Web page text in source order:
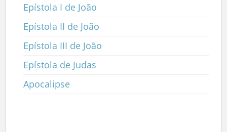
Epístola I de João
Epístola II de João
Epístola III de João
Epístola de Judas
Apocalipse